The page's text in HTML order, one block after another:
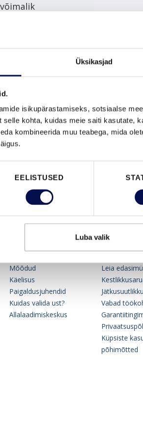
Üksikasjad
isikupärastamiseks, sotsiaalse
kohta, kuidas meie saiti kasutate,
kombineerida muu teabega, mida
EELISTUSED
Luba valik
Mõõdud
Käelisus
Paigaldusjuhendid
Kuidas valida ust?
Allalaadimiskeskus
JELD-WEN
Leia
Vabad
Küpsiste
põhimõtted